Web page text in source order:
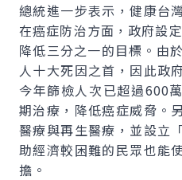
總統進一步表示，健康台
在癌症防治方面，政府設
降低三分之一的目標。由
人十大死因之首，因此政
今年篩檢人次已超過600
期治療，降低癌症威脅。
醫療與再生醫療，並設立
助經濟較困難的民眾也能
擔。